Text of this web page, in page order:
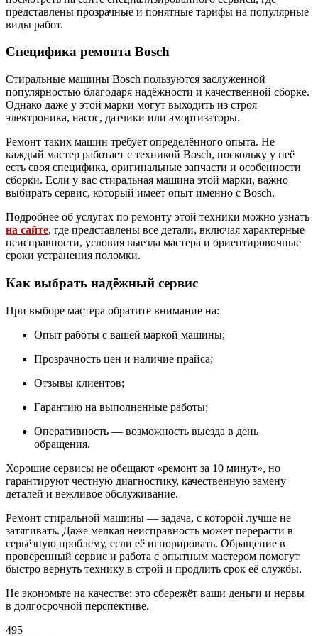
представлены прозрачные и понятные тарифы на популярные
виды работ.
Специфика ремонта Bosch
Стиральные машины Bosch пользуются заслуженной
популярностью благодаря надёжности и качественной сборке.
Однако даже у этой марки могут выходить из строя
электроника, насос, датчики или амортизаторы.
Ремонт таких машин требует определённого опыта. Не
каждый мастер работает с техникой Bosch, поскольку у неё
есть своя специфика, оригинальные запчасти и особенности
сборки. Если у вас стиральная машина этой марки, важно
выбирать сервис, который имеет опыт именно с Bosch.
Подробнее об услугах по ремонту этой техники можно узнать
на сайте, где представлены все детали, включая характерные
неисправности, условия выезда мастера и ориентировочные
сроки устранения поломки.
Как выбрать надёжный сервис
При выборе мастера обратите внимание на:
Опыт работы с вашей маркой машины;
Прозрачность цен и наличие прайса;
Отзывы клиентов;
Гарантию на выполненные работы;
Оперативность — возможность выезда в день
обращения.
Хорошие сервисы не обещают «ремонт за 10 минут», но
гарантируют честную диагностику, качественную замену
деталей и вежливое обслуживание.
Ремонт стиральной машины — задача, с которой лучше не
затягивать. Даже мелкая неисправность может перерасти в
серьёзную проблему, если её игнорировать. Обращение в
проверенный сервис и работа с опытным мастером помогут
быстро вернуть технику в строй и продлить срок её службы.
Не экономьте на качестве: это сбережёт ваши деньги и нервы
в долгосрочной перспективе.
495